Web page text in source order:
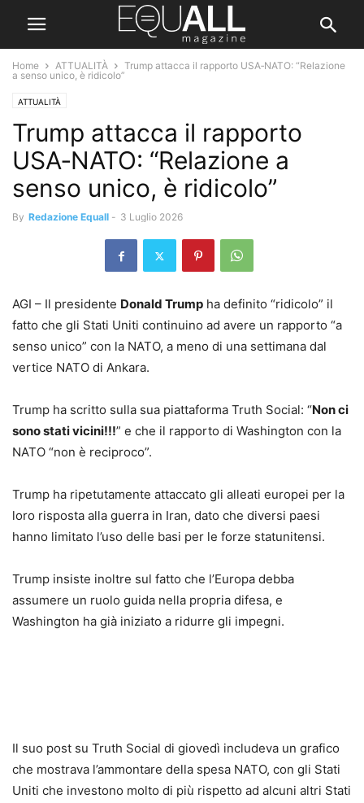
Home ATTUALITÀ
Trump attacca il rapporto USA‑NATO: “Relazione
a senso unico, è ridicolo”
ATTUALITÀ
Trump attacca il rapporto
USA‑NATO: “Relazione a
senso unico, è ridicolo”
By Redazione Equall - 3 Luglio 2026
AGI – Il presidente Donald Trump ha definito “ridicolo” il
fatto che gli Stati Uniti continuino ad avere un rapporto “a
senso unico” con la NATO, a meno di una settimana dal
vertice NATO di Ankara.
Trump ha scritto sulla sua piattaforma Truth Social: “Non ci
sono stati vicini!!!” e che il rapporto di Washington con la
NATO “non è reciproco”.
Trump ha ripetutamente attaccato gli alleati europei per la
loro risposta alla guerra in Iran, dato che diversi paesi
hanno limitato l’uso delle basi per le forze statunitensi.
Trump insiste inoltre sul fatto che l’Europa debba
assumere un ruolo guida nella propria difesa, e
Washington ha già iniziato a ridurre gli impegni.
Il suo post su Truth Social di giovedì includeva un grafico
che mostrava l’ammontare della spesa NATO, con gli Stati
Uniti che investono molto di più rispetto ad alcuni altri Stati